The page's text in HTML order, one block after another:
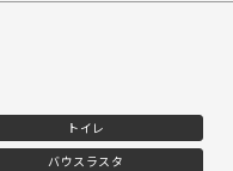
トイレ
バウスラスタ